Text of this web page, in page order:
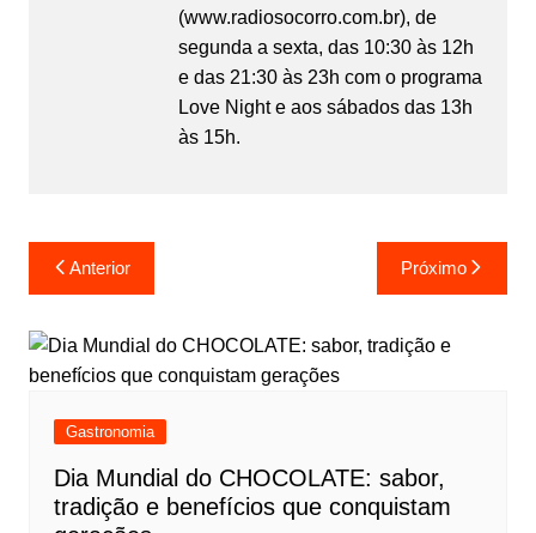
(www.radiosocorro.com.br), de
segunda a sexta, das 10:30 às 12h
e das 21:30 às 23h com o programa
Love Night e aos sábados das 13h
às 15h.
Anterior Próximo
Gastronomia
Dia Mundial do CHOCOLATE: sabor,
tradição e benefícios que conquistam